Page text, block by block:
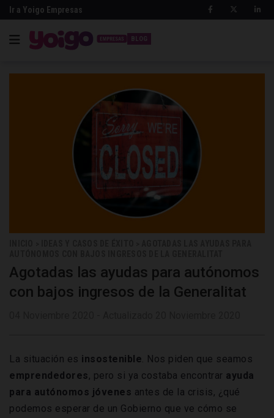
Ir a Yoigo Empresas
BLOG
Agotadas las ayudas para autónomos
con bajos ingresos de la Generalitat
La situación es insostenible. Nos piden que seamos
emprendedores, pero si ya costaba encontrar ayuda
para autónomos jóvenes antes de la crisis, ¿qué
podemos esperar de un Gobierno que ve cómo se